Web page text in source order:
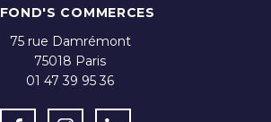
COMMERCES
75 rue Damrémont
75018 Paris
01 47 39 95 36